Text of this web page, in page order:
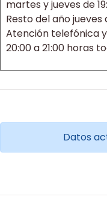
martes y jueves de
Resto del año jueves
Atención telefónica
20:00 a 21:00 horas
Datos